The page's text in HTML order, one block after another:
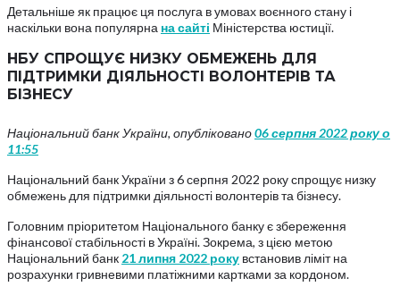
Детальніше як працює ця послуга в умовах воєнного стану і
наскільки вона популярна на сайті Міністерства юстиції.
НБУ СПРОЩУЄ НИЗКУ ОБМЕЖЕНЬ ДЛЯ
ПІДТРИМКИ ДІЯЛЬНОСТІ ВОЛОНТЕРІВ ТА
БІЗНЕСУ
Національний банк України, опубліковано06 серпня 2022 року о
11:55
Національний банк України з 6 серпня 2022 року спрощує низку
обмежень для підтримки діяльності волонтерів та бізнесу.
Головним пріоритетом Національного банку є збереження
фінансової стабільності в Україні. Зокрема, з цією метою
Національний банк 21 липня 2022 року встановив ліміт на
розрахунки гривневими платіжними картками за кордоном.